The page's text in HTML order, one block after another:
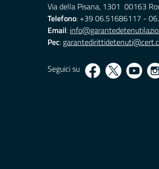
Via della Pisana, 1301 00163
Telefono: +39 06.51686117 -
Email:
Pec:
Seguici su